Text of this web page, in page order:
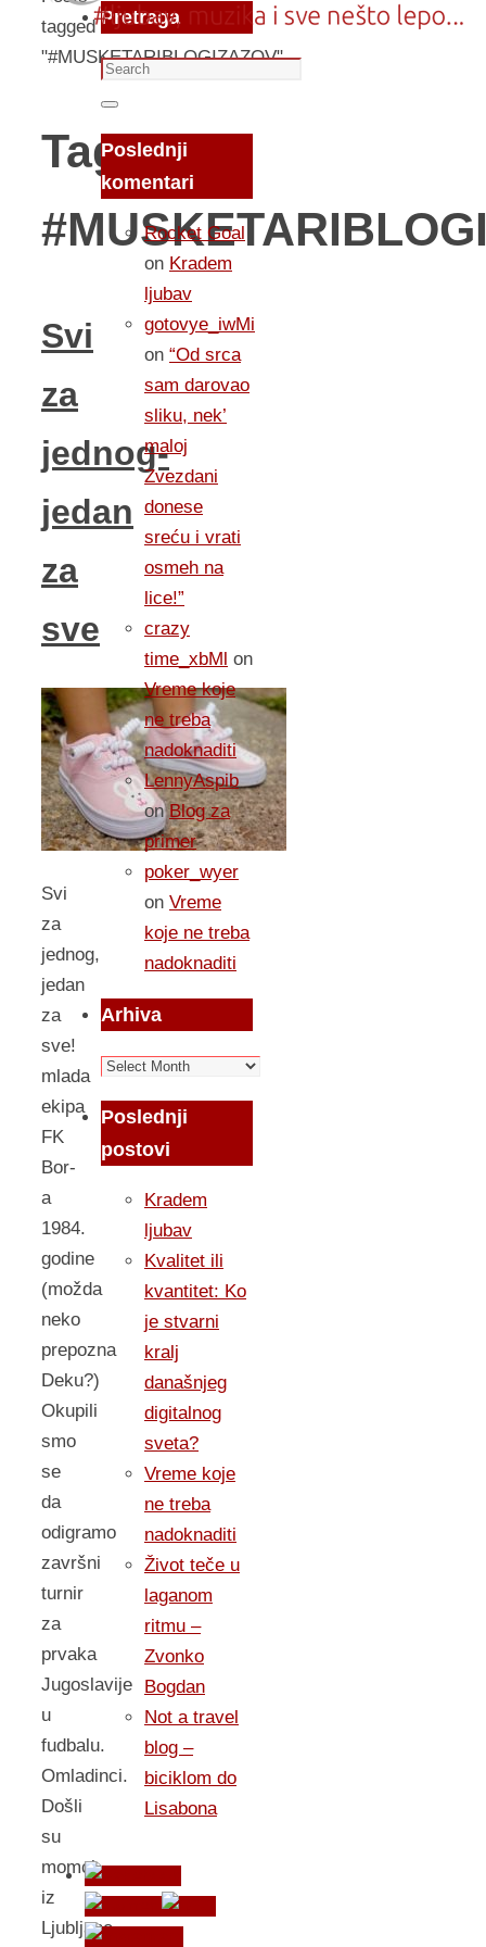
tagged
"#MUSKETARIBLOGIZAZOV"
Tag:
Svi
za
jednog-
jedan
za
sve
Svi
za
jednog,
jedan
za
sve!
mlada
ekipa
FK
Bor-
a
1984.
godine
(možda
neko
prepozna
Deku?)
Okupili
smo
se
da
odigramo
završni
turnir
za
prvaka
Jugoslavije
u
fudbalu.
Omladinci.
Došli
su
momci
iz
Ljubljane,
Pretraga
Search
for:
Search
Poslednji
komentari
Rocket Goal
on Kradem
ljubav
gotovye_iwMi
on “Od srca
sam darovao
sliku, nek’
maloj
Zvezdani
donese
sreću i vrati
osmeh na
lice!”
crazy
time_xbMl on
Vreme koje
ne treba
nadoknaditi
LennyAspib
onBlog za
primer
poker_wyer
on Vreme
koje ne treba
nadoknaditi
Arhiva
Arhiva
Poslednji
postovi
Kradem
ljubav
Kvalitet ili
kvantitet: Ko
je stvarni
kralj
današnjeg
digitalnog
sveta?
Vreme koje
ne treba
nadoknaditi
Život teče u
laganom
ritmu –
Zvonko
Bogdan
Not a travel
blog –
biciklom do
Lisabona